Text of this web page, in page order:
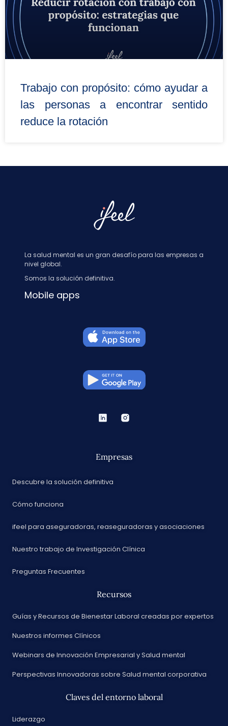
Trabajo con propósito: cómo ayudar a
las personas a encontrar sentido
reduce la rotación
La salud mental es un gran desafío para las empresas a
nivel global.
Somos la solución definitiva.
Mobile apps
Empresas
Descubre la solución definitiva
Cómo funciona
ifeel para aseguradoras, reaseguradoras y asociaciones
Nuestro trabajo de Investigación Clínica
Preguntas Frecuentes
Recursos
Guías y Recursos de Bienestar Laboral creadas por expertos
Nuestros informes Clínicos
Webinars de Innovación Empresarial y Salud mental
Perspectivas Innovadoras sobre Salud mental corporativa
Claves del entorno laboral
Liderazgo